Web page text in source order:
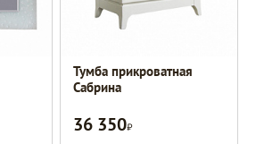
Тумба прикроватная
Сабрина
36 350Р